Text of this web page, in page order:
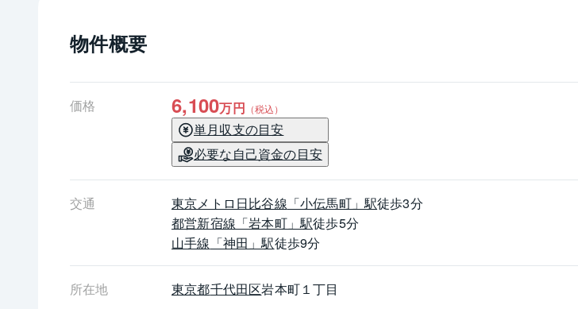
┗□━━━━━━━━━━━━━━━━━━━━━
■専有面積　　　：40.68㎡+3.10㎡（バルコニー）
--------------------------------------------------------------------
■間取り　　　　：1LDK
--------------------------------------------------------------------
■築年月　　　　：2014年8月
--------------------------------------------------------------------
■構造　　　　　：鉄筋コンクリート造12階建
--------------------------------------------------------------------
■管理会社　　　：（株）シノケンアメニティ
■現況　　　　　：賃貸中（年間予定賃料収入：1,840,320円／表面利回り：３．０１％）
--------------------------------------------------------------------
物件概要
価格 6,100万円 （税込）
単月収支の目安
必要な自己資金の目安
交通 東京メトロ日比谷線 「小伝馬町」駅徒歩3分
都営新宿線 「岩本町」駅徒歩5分
山手線 「神田」駅徒歩9分
所在地 東京都千代田区岩本町１丁目